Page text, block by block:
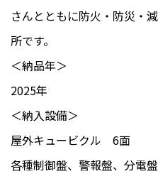
さんとともに防火・防災・
所です。
＜納品年＞
2025年
＜納入設備＞
屋外キュービクル 6面
各種制御盤、警報盤、分電